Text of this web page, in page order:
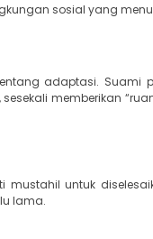
sosial yang
adaptasi. Suami
memberikan
untuk
lama.